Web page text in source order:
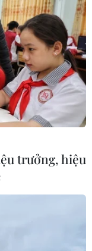
trưởng, hiệu